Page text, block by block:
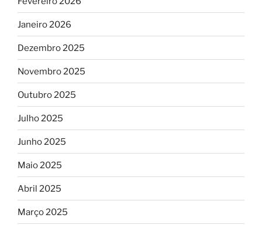
Janeiro 2026
Dezembro 2025
Novembro 2025
Outubro 2025
Julho 2025
Junho 2025
Maio 2025
Abril 2025
Março 2025